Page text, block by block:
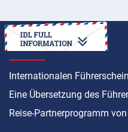
ANLEITUNG
Internationalen
Eine Übersetzung des
Reise-Partnerprogramm